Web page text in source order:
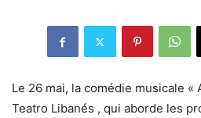
Le 26 mai, la comédie musicale «
Teatro Libanés , qui aborde les